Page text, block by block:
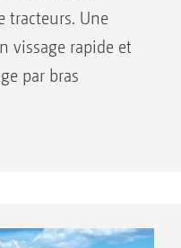
tracteurs. Une
vissage rapide et
par bras